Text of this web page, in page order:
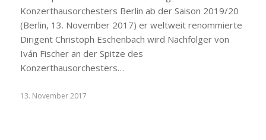
Konzerthausorchesters Berlin ab der Saison 2019/20
(Berlin, 13. November 2017) er weltweit renommierte
Dirigent Christoph Eschenbach wird Nachfolger von
Iván Fischer an der Spitze des
Konzerthausorchesters…
13. November 2017